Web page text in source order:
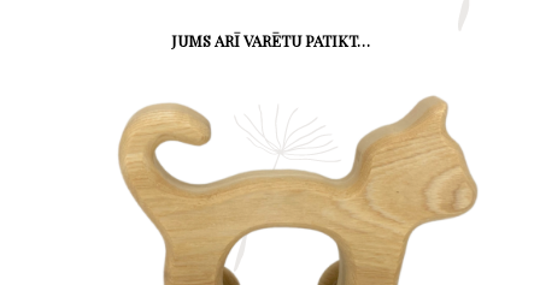
JUMS ARĪ VARĒTU PATIKT…